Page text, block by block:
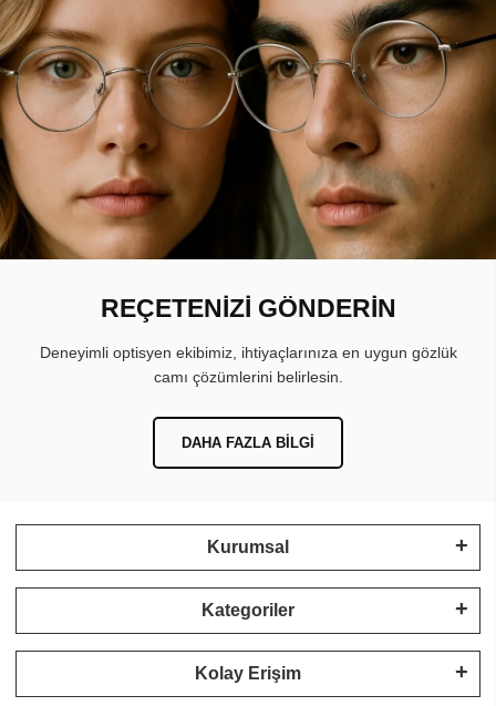
REÇETENİZİ GÖNDERİN
Deneyimli optisyen ekibimiz, ihtiyaçlarınıza en uygun gözlük
camı çözümlerini belirlesin.
DAHA FAZLA BILGI
Kurumsal
Kategoriler
Kolay Erişim